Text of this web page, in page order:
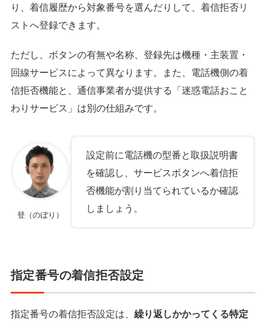
り、着信履歴から対象番号を選んだりして、着信拒否リ
ストへ登録できます。
ただし、ボタンの有無や名称、登録先は機種・主装置・
回線サービスによって異なります。また、電話機側の着
信拒否機能と、通信事業者が提供する「迷惑電話おこと
わりサービス」は別の仕組みです。
登（のぼり）
設定前に電話機の型番と取扱説明書
を確認し、サービスボタンへ着信拒
否機能が割り当てられているか確認
しましょう。
指定番号の着信拒否設定
指定番号の着信拒否設定は、 繰り返しかかってくる特定